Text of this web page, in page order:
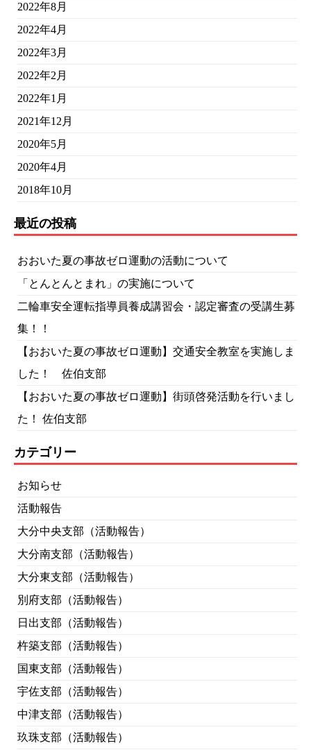
2022年8月
2022年4月
2022年3月
2022年2月
2022年1月
2021年12月
2020年5月
2020年4月
2018年10月
最近の投稿
おおいた夏の事故ゼロ運動の活動について
「とんとんとまれ」の実施について
二輪車安全運転指導員養成講習会・認定審査の受講生募
集！！
【おおいた夏の事故ゼロ運動】交通安全教室を実施しま
した！ 佐伯支部
【おおいた夏の事故ゼロ運動】街頭啓発活動を行いまし
た！ 佐伯支部
カテゴリー
お知らせ
活動報告
大分中央支部（活動報告）
大分南支部（活動報告）
大分東支部（活動報告）
別府支部（活動報告）
日出支部（活動報告）
杵築支部（活動報告）
国東支部（活動報告）
宇佐支部（活動報告）
中津支部（活動報告）
玖珠支部（活動報告）